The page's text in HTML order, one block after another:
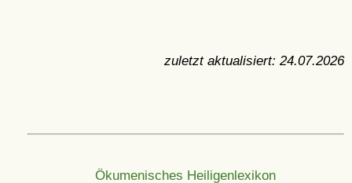
zuletzt aktualisiert: 24.07.2026
Ökumenisches Heiligenlexikon